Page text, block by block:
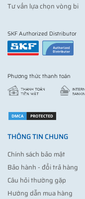
Tư vấn lựa chọn vòng bi
SKF Authorized Distributor
Phương thức thanh toán
THÔNG TIN CHUNG
Chính sách bảo mật
Bảo hành - đổi trả hàng
Câu hỏi thường gặp
Hướng dẫn mua hàng